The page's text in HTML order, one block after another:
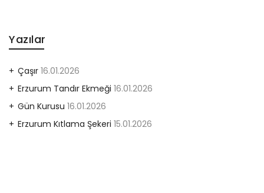
Yazılar
Çaşır 16.01.2026
Erzurum Tandır Ekmeği 16.01.2026
Gün Kurusu 16.01.2026
Erzurum Kıtlama Şekeri 15.01.2026